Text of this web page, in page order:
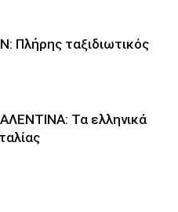
Πλήρης ταξιδιωτικός
Τα ελληνικά